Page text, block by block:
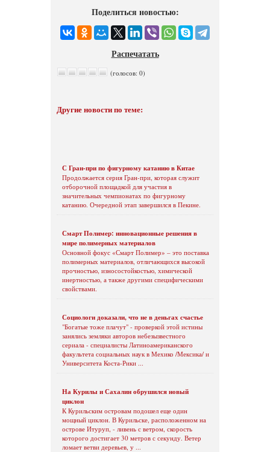
Поделиться новостью:
Распечатать
(голосов: 0)
Другие новости по теме:
С Гран-при по фигурному катанию в Китае
Продолжается серия Гран-при, которая служит
отборочной площадкой для участия в
значительных чемпионатах по фигурному
катанию. Очередной этап завершился в Пекине.
Смарт Полимер: инновационные решения в
мире полимерных материалов
Основной фокус «Смарт Полимер» – это поставка
полимерных материалов, отличающихся высокой
прочностью, износостойкостью, химической
инертностью, а также другими специфическими
свойствами.
Социологи доказали, что не в деньгах счастье
"Богатые тоже плачут" - проверкой этой истины
занялись земляки авторов небезызвестного
сериала - специалисты Латиноамериканского
факультета социальных наук в Мехико /Мексика/ и
Университета Коста-Рики ...
На Курилы и Сахалин обрушился новый
циклон
К Курильским островам подошел еще один
мощный циклон. В Курильске, расположенном на
острове Итуруп, - ливень с ветром, скорость
которого достигает 30 метров с секунду. Ветер
ломает ветви деревьев, у ...